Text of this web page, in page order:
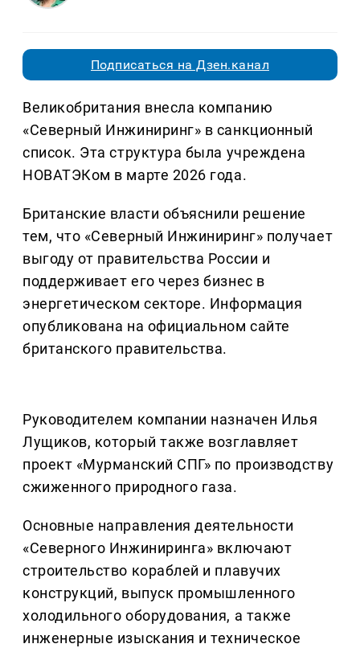
Подписаться на Дзен.канал
Великобритания внесла компанию
«Северный Инжиниринг» в санкционный
список. Эта структура была учреждена
НОВАТЭКом в марте 2026 года.
Британские власти объяснили решение
тем, что «Северный Инжиниринг» получает
выгоду от правительства России и
поддерживает его через бизнес в
энергетическом секторе. Информация
опубликована на официальном сайте
британского правительства.
Руководителем компании назначен Илья
Лущиков, который также возглавляет
проект «Мурманский СПГ» по производству
сжиженного природного газа.
Основные направления деятельности
«Северного Инжиниринга» включают
строительство кораблей и плавучих
конструкций, выпуск промышленного
холодильного оборудования, а также
инженерные изыскания и техническое